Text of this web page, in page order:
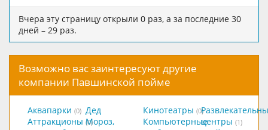
Вчера эту страницу открыли 0 раз, а за последние 30
дней – 29 раз.
Возможно вас заинтересуют другие
компании Павшинской пойме
Аквапарки (0)
Аттракционы (0)
Дед
Мороз,
Кинотеатры (0)
Компьютерныецентры (1)